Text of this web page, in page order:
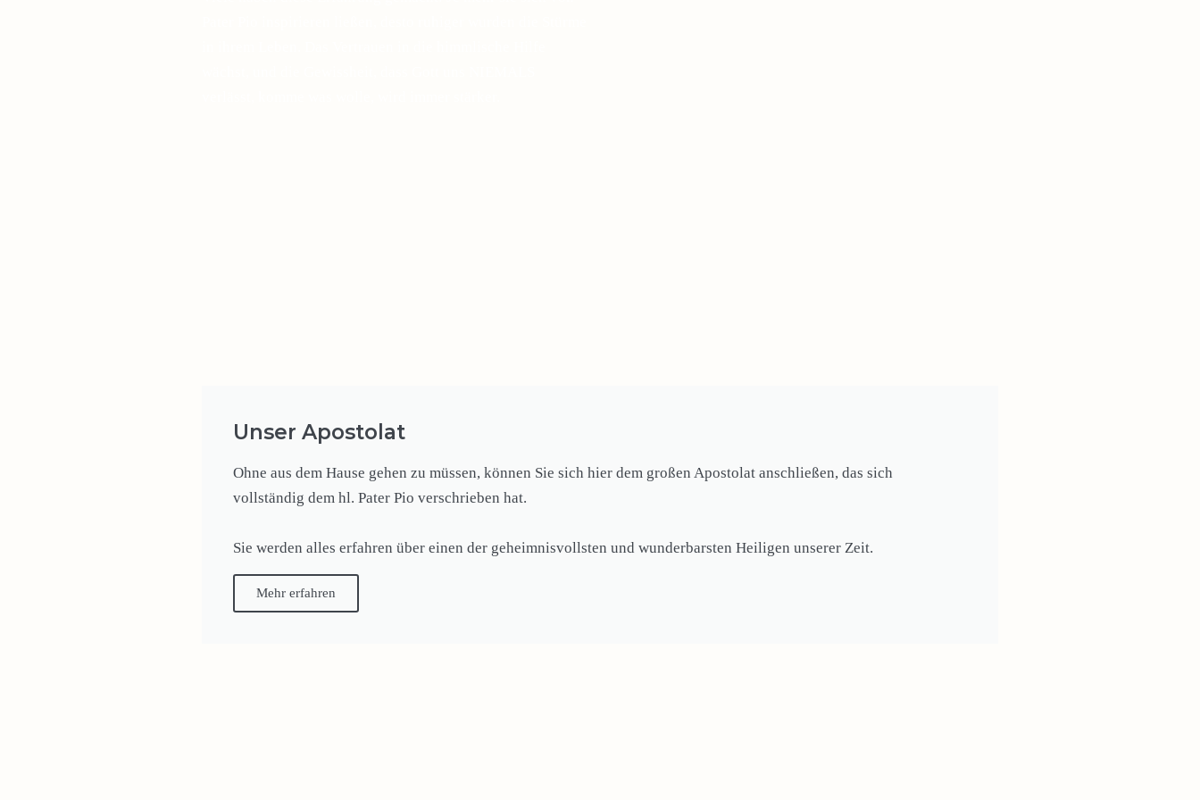
Unser Apostolat
Ohne aus dem Hause gehen zu müssen, können Sie sich hier dem großen Apostolat anschließen, das sich
vollständig dem hl. Pater Pio verschrieben hat.
Sie werden alles erfahren über einen der geheimnisvollsten und wunderbarsten Heiligen unserer Zeit.
Mehr erfahren